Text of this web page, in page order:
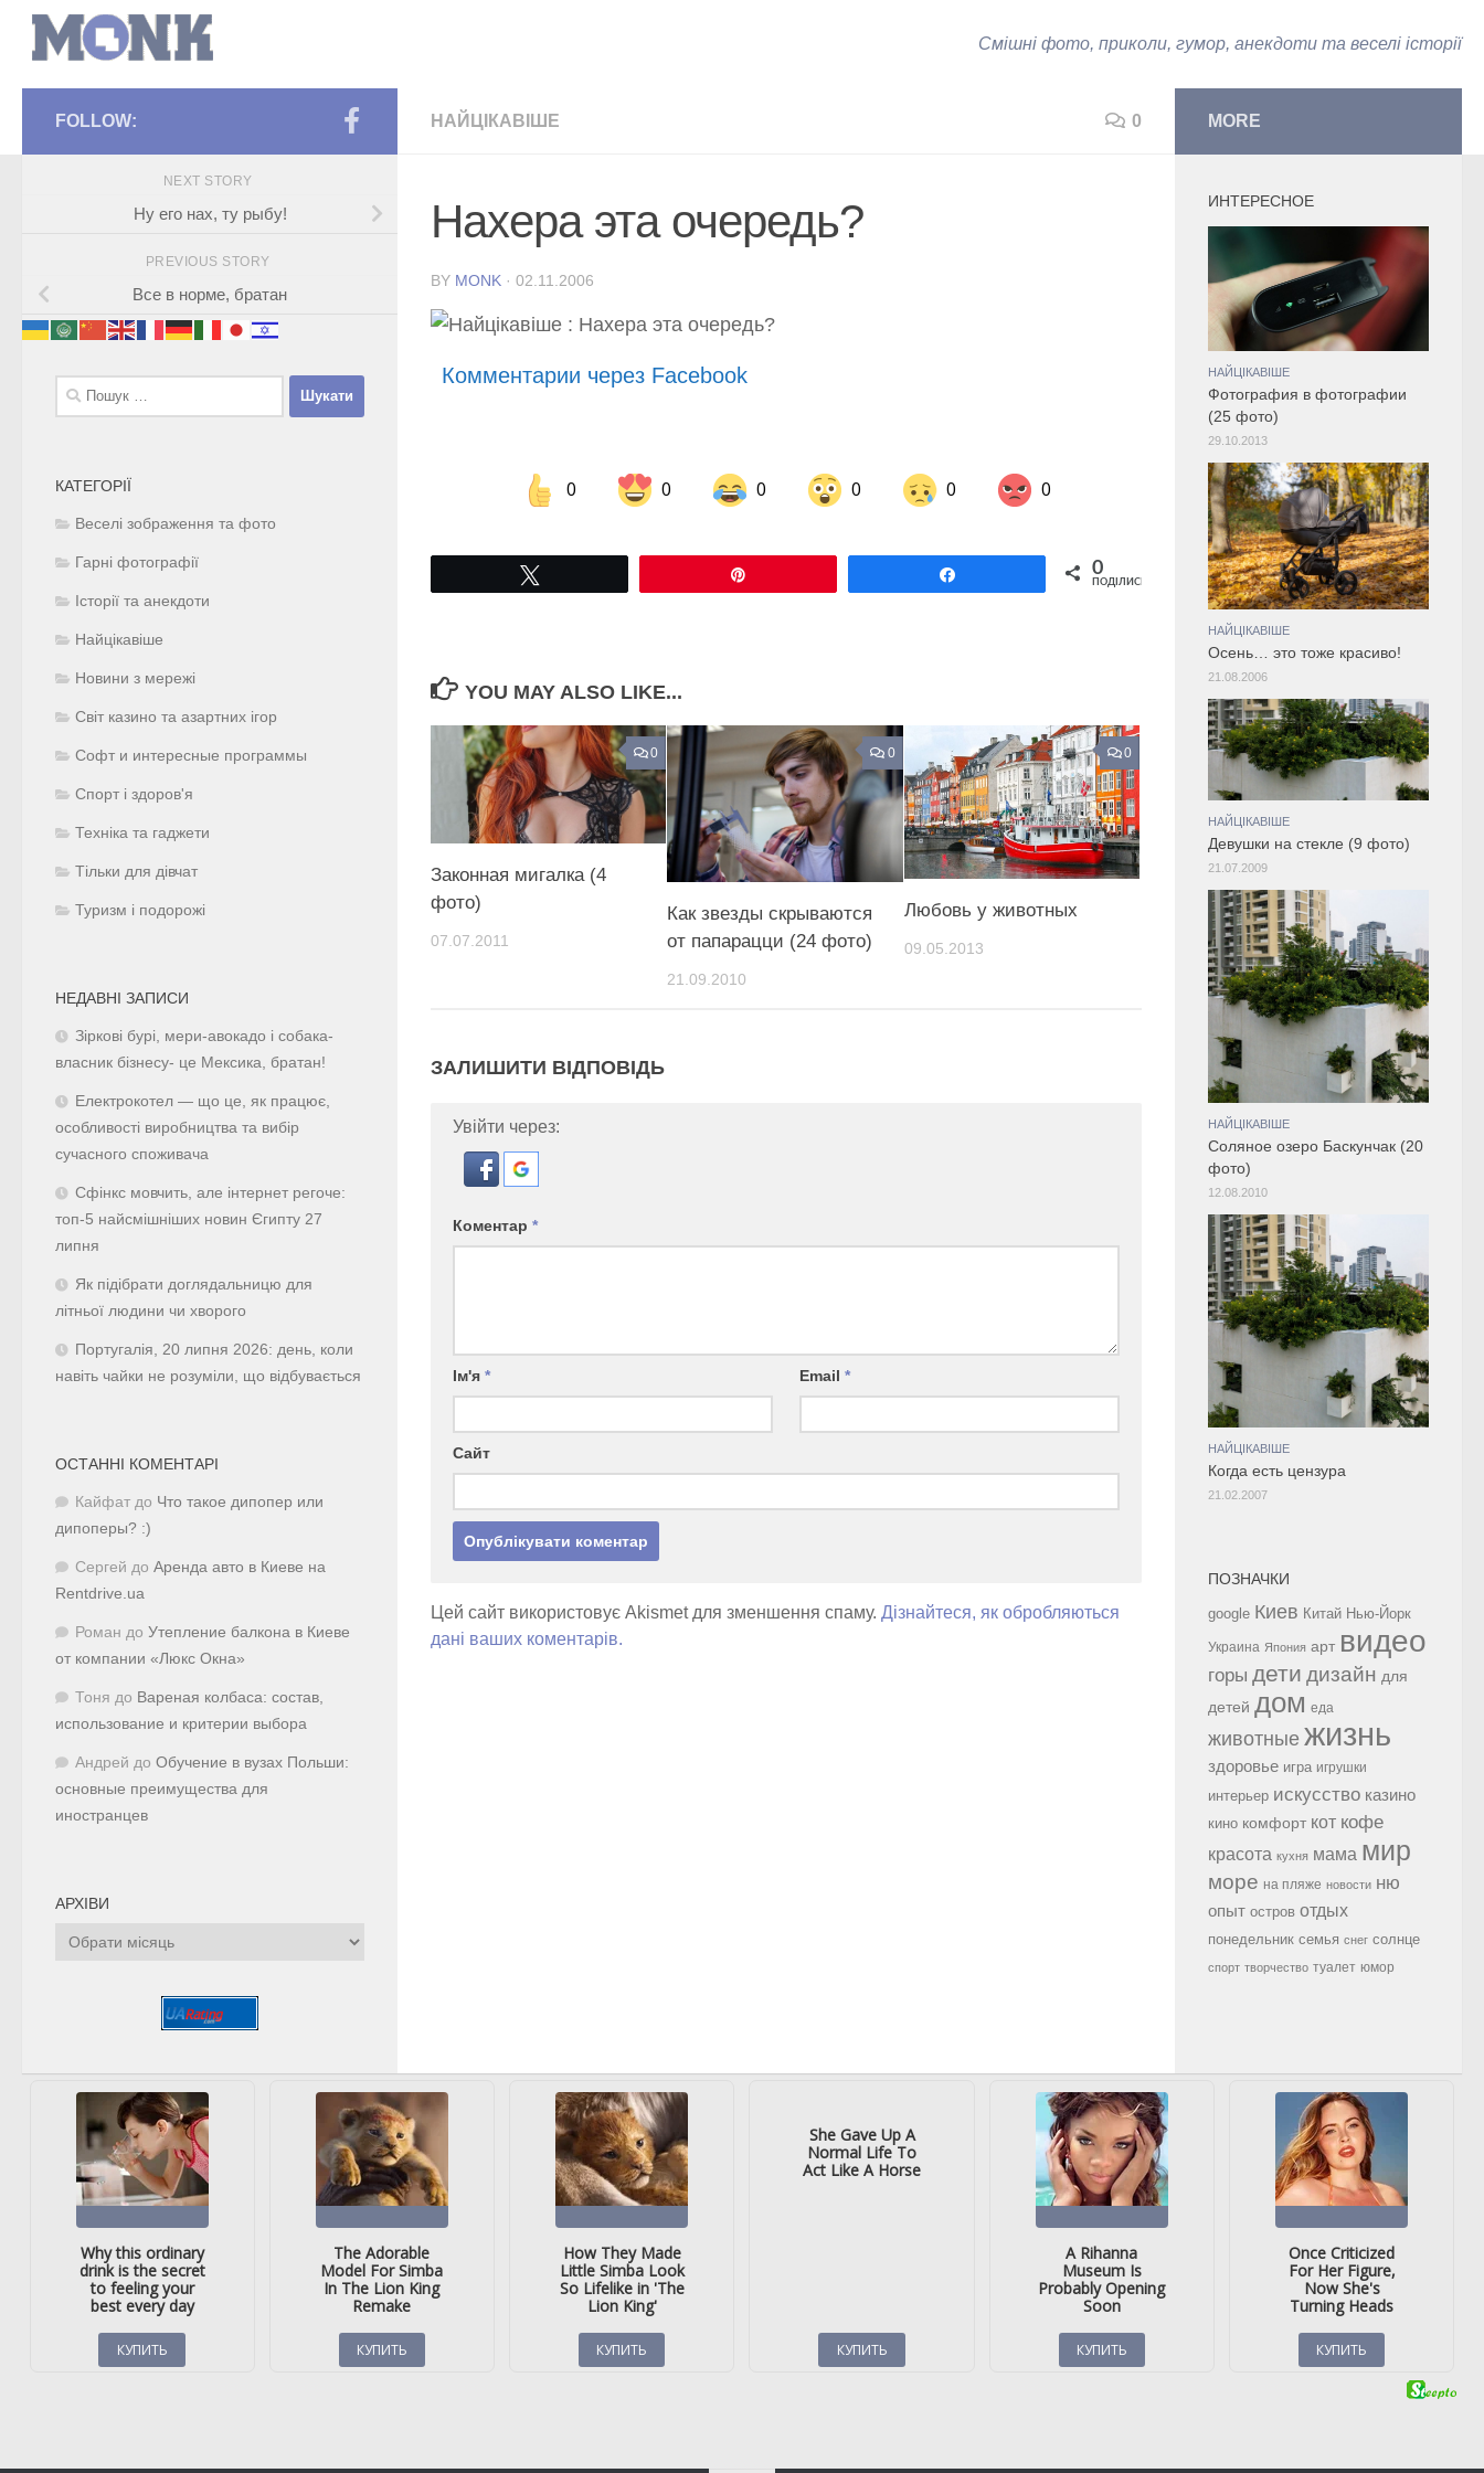
Смішні фото, приколи, гумор, анекдоти та веселі історії
НАЙЦІКАВІШЕ 0
Нахера эта очередь?
BY MONK · 02.11.2006
Комментарии через Facebook
0 0 0 0 0 0
Share on Facebook Share on LinkedIn Share on Twitter 0
ПОДІЛИСЬ
YOU MAY ALSO LIKE...
0
Законная мигалка (4
фото)
07.07.2011
0
Как звезды скрываются
от папарацци (24 фото)
21.09.2010
0
Любовь у животных
09.05.2013
ЗАЛИШИТИ ВІДПОВІДЬ
Увійти через:
Коментар *
Ім'я * Email*
Сайт
Цей сайт використовує Akismet для зменшення спаму. Дізнайтеся, як обробляються
дані ваших коментарів.
FOLLOW:
NEXT STORY
Ну его нах, ту рыбу!
PREVIOUS STORY
Все в норме, братан
Пошук:
КАТЕГОРІЇ
Веселі зображення та фото
Гарні фотографії
Історії та анекдоти
Найцікавіше
Новини з мережі
Світ казино та азартних ігор
Софт и интересные программы
Спорт і здоров'я
Техніка та гаджети
Тільки для дівчат
Туризм і подорожі
НЕДАВНІ ЗАПИСИ
Зіркові бурі, мери-авокадо і собака-
власник бізнесу- це Мексика, братан!
Електрокотел — що це, як працює,
особливості виробництва та вибір
сучасного споживача
Сфінкс мовчить, але інтернет регоче:
топ-5 найсмішніших новин Єгипту 27
липня
Як підібрати доглядальницю для
літньої людини чи хворого
Португалія, 20 липня 2026: день, коли
навіть чайки не розуміли, що відбувається
ОСТАННІ КОМЕНТАРІ
Кайфат до Что такое дипопер или
дипоперы? :)
Сергей до Аренда авто в Киеве на
Rentdrive.ua
Роман до Утепление балкона в Киеве
от компании «Люкс Окна»
Тоня до Вареная колбаса: состав,
использование и критерии выбора
Андрей до Обучение в вузах Польши:
основные преимущества для
иностранцев
АРХІВИ
Архіви
MORE
ИНТЕРЕСНОЕ
НАЙЦІКАВІШЕ
Фотография в фотографии
(25 фото)
29.10.2013
НАЙЦІКАВІШЕ
Осень… это тоже красиво!
21.08.2006
НАЙЦІКАВІШЕ
Девушки на стекле (9 фото)
21.07.2009
НАЙЦІКАВІШЕ
Соляное озеро Баскунчак (20
фото)
12.08.2010
НАЙЦІКАВІШЕ
Когда есть цензура
21.02.2007
ПОЗНАЧКИ
google Киев Китай Нью-Йорк
Украина Япония арт видео
горы дети дизайн для
детей дом еда
животные жизнь
здоровье игра игрушки
интерьер искусство казино
кино комфорт кот кофе
красота кухня мама мир
море на пляже новости ню
опыт остров отдых
понедельник семья снег солнце
спорт творчество туалет юмор